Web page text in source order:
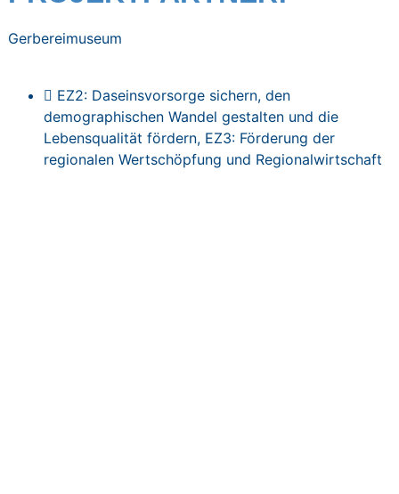
Gerbereimuseum
EZ2: Daseinsvorsorge sichern, den
demographischen Wandel gestalten und die
Lebensqualität fördern, EZ3: Förderung der
regionalen Wertschöpfung und Regionalwirtschaft